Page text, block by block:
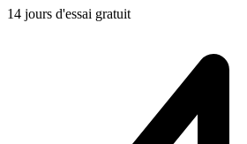
14 jours d'essai gratuit